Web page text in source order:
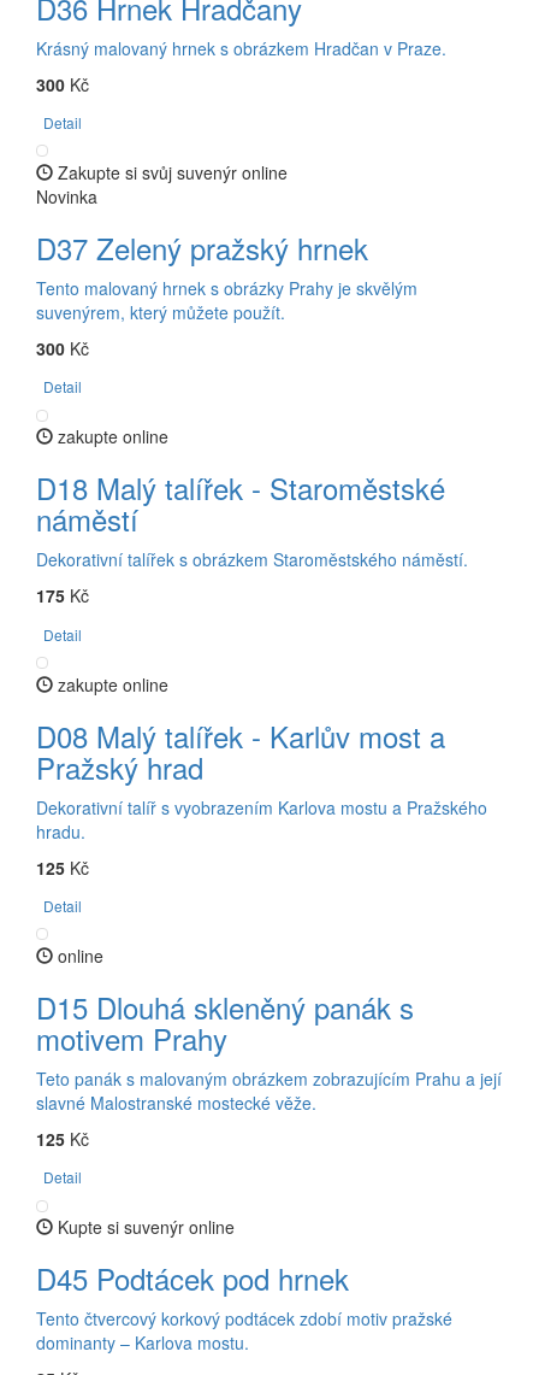
Krásný malovaný hrnek s obrázkem Hradčan v Praze.
300 Kč
Detail
Zakupte si svůj suvenýr online
Novinka
D37 Zelený pražský hrnek
Tento malovaný hrnek s obrázky Prahy je skvělým
suvenýrem, který můžete použít.
300 Kč
Detail
zakupte online
D18 Malý talířek - Staroměstské
náměstí
Dekorativní talířek s obrázkem Staroměstského náměstí.
175 Kč
Detail
zakupte online
D08 Malý talířek - Karlův most a
Pražský hrad
Dekorativní talíř s vyobrazením Karlova mostu a Pražského
hradu.
125 Kč
Detail
online
D15 Dlouhá skleněný panák s
motivem Prahy
Teto panák s malovaným obrázkem zobrazujícím Prahu a její
slavné Malostranské mostecké věže.
125 Kč
Detail
Kupte si suvenýr online
D45 Podtácek pod hrnek
Tento čtvercový korkový podtácek zdobí motiv pražské
dominanty – Karlova mostu.